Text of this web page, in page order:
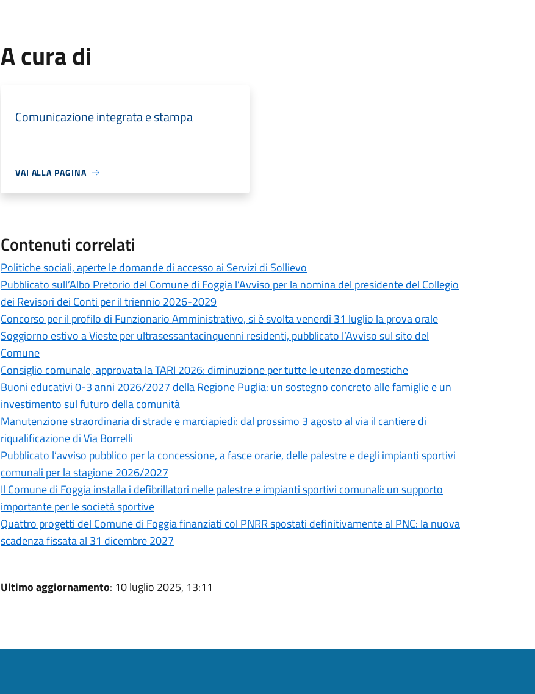
A cura di
Comunicazione integrata e stampa
VAI ALLA PAGINA
Contenuti correlati
Politiche sociali, aperte le domande di accesso ai Servizi di Sollievo
Pubblicato sull’Albo Pretorio del Comune di Foggia l’Avviso per la nomina del presidente del Collegio
dei Revisori dei Conti per il triennio 2026-2029
Concorso per il profilo di Funzionario Amministrativo, si è svolta venerdì 31 luglio la prova orale
Soggiorno estivo a Vieste per ultrasessantacinquenni residenti, pubblicato l’Avviso sul sito del
Comune
Consiglio comunale, approvata la TARI 2026: diminuzione per tutte le utenze domestiche
Buoni educativi 0-3 anni 2026/2027 della Regione Puglia: un sostegno concreto alle famiglie e un
investimento sul futuro della comunità
Manutenzione straordinaria di strade e marciapiedi: dal prossimo 3 agosto al via il cantiere di
riqualificazione di Via Borrelli
Pubblicato l’avviso pubblico per la concessione, a fasce orarie, delle palestre e degli impianti sportivi
comunali per la stagione 2026/2027
Il Comune di Foggia installa i defibrillatori nelle palestre e impianti sportivi comunali: un supporto
importante per le società sportive
Quattro progetti del Comune di Foggia finanziati col PNRR spostati definitivamente al PNC: la nuova
scadenza fissata al 31 dicembre 2027
Ultimo aggiornamento: 10 luglio 2025, 13:11